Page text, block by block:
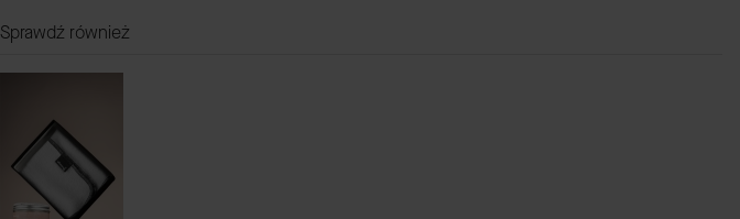
Sprawdź również